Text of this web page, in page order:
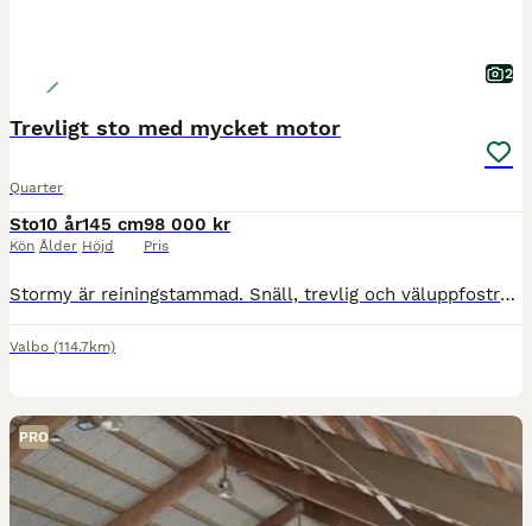
2
Trevligt sto med mycket motor
Quarter
Sto
Kön
10 år
Ålder
145 cm
Höjd
98 000 kr
Pris
Stormy är reiningstammad. Snäll, trevlig och väluppfostrad. Inget problem med lastning eller hovslagare. Hon har haft tre föl. En känslig och lyhörd dam med mycket motor. Ingen nybörjarhäst
Valbo (114.7km)
PRO